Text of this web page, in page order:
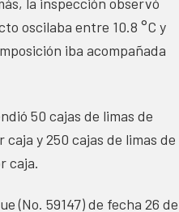
oscilaba entre 10.8 °C y
iba acompañada
50 cajas de limas de
caja y 250 cajas de limas de
caja.
(No. 59147) de fecha 26 de